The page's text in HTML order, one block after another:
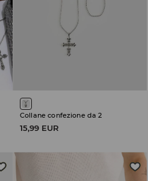
Collane confezione da 2
15,99 EUR